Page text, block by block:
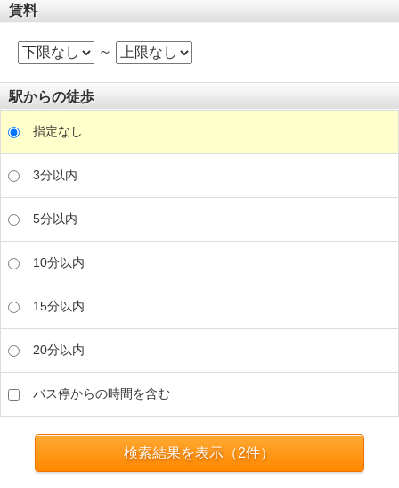
賃料
～
駅からの徒歩
指定なし
3分以内
5分以内
10分以内
15分以内
20分以内
バス停からの時間を含む
検索結果を表示（2件）